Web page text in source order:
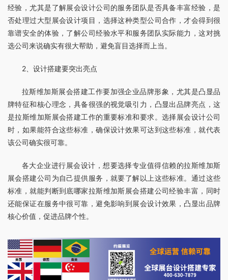
经验，尤其是了解展会设计公司的服务团队是否具备丰富经验，是
否处理过大型展会设计项目，选择这种类型公司合作，才会得到很
靠谱安全的体验，了解公司经验水平和服务团队实际能力，这对挑
选公司来说确实有很大帮助，避免盲目选择而上当。
2、设计搭建要突出亮点
拉斯维加斯展会搭建工作要加强企业品牌形象，尤其是凸显品
牌特征和核心理念，具备很强的视觉吸引力，凸显出品牌亮点，这
是拉斯维加斯展会搭建工作的重要标准和要求。选择展会设计公司
时，如果能符合这些标准，确保设计效果可达到这些标准，就代表
该公司确实很可靠。
各大企业进行展会设计，想要选择专业值得信赖的拉斯维加斯
展会搭建公司为自己提供服务，就要了解以上这些标准。通过这些
标准，就能判断到底哪家拉斯维加斯展会搭建公司经验丰富，同时
还能保证在服务中很可靠，避免影响到展会设计效果，凸显出品牌
核心价值，促进品牌个性。